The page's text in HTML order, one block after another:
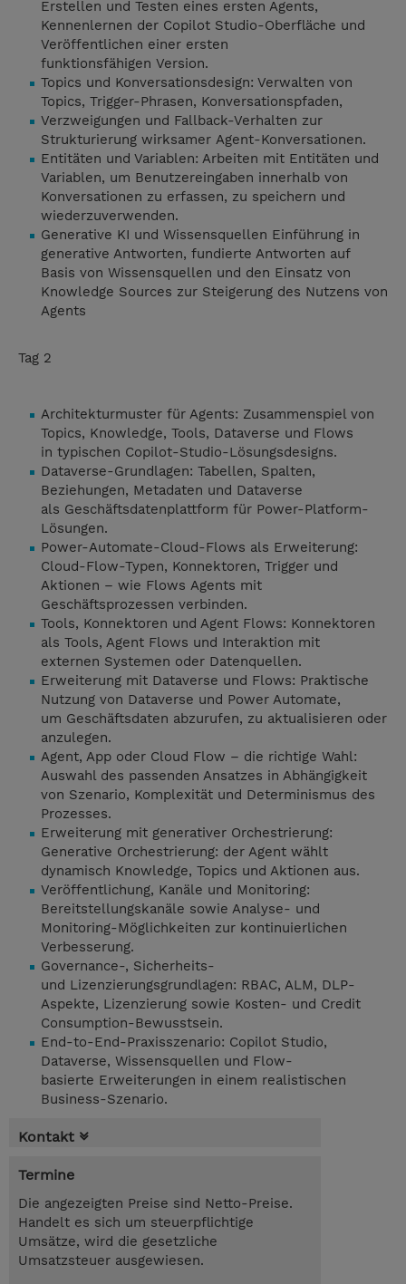
Erstellen und Testen eines ersten Agents,
Kennenlernen der Copilot Studio-Oberfläche und
Veröffentlichen einer ersten
funktionsfähigen Version.
Topics und Konversationsdesign: Verwalten von
Topics, Trigger-Phrasen, Konversationspfaden,
Verzweigungen und Fallback-Verhalten zur
Strukturierung wirksamer Agent-Konversationen.
Entitäten und Variablen: Arbeiten mit Entitäten und
Variablen, um Benutzereingaben innerhalb von
Konversationen zu erfassen, zu speichern und
wiederzuverwenden.
Generative KI und Wissensquellen Einführung in
generative Antworten, fundierte Antworten auf
Basis von Wissensquellen und den Einsatz von
Knowledge Sources zur Steigerung des Nutzens von
Agents
Tag 2
Architekturmuster für Agents: Zusammenspiel von
Topics, Knowledge, Tools, Dataverse und Flows
in typischen Copilot-Studio-Lösungsdesigns.
Dataverse-Grundlagen: Tabellen, Spalten,
Beziehungen, Metadaten und Dataverse
als Geschäftsdatenplattform für Power-Platform-
Lösungen.
Power-Automate-Cloud-Flows als Erweiterung:
Cloud-Flow-Typen, Konnektoren, Trigger und
Aktionen – wie Flows Agents mit
Geschäftsprozessen verbinden.
Tools, Konnektoren und Agent Flows: Konnektoren
als Tools, Agent Flows und Interaktion mit
externen Systemen oder Datenquellen.
Erweiterung mit Dataverse und Flows: Praktische
Nutzung von Dataverse und Power Automate,
um Geschäftsdaten abzurufen, zu aktualisieren oder
anzulegen.
Agent, App oder Cloud Flow – die richtige Wahl:
Auswahl des passenden Ansatzes in Abhängigkeit
von Szenario, Komplexität und Determinismus des
Prozesses.
Erweiterung mit generativer Orchestrierung:
Generative Orchestrierung: der Agent wählt
dynamisch Knowledge, Topics und Aktionen aus.
Veröffentlichung, Kanäle und Monitoring:
Bereitstellungskanäle sowie Analyse- und
Monitoring-Möglichkeiten zur kontinuierlichen
Verbesserung.
Governance-, Sicherheits-
und Lizenzierungsgrundlagen: RBAC, ALM, DLP-
Aspekte, Lizenzierung sowie Kosten- und Credit
Consumption-Bewusstsein.
End-to-End-Praxisszenario: Copilot Studio,
Dataverse, Wissensquellen und Flow-
basierte Erweiterungen in einem realistischen
Business-Szenario.
Kontakt
Termine
Die angezeigten Preise sind Netto-Preise.
Handelt es sich um steuerpflichtige
Umsätze, wird die gesetzliche
Umsatzsteuer ausgewiesen.